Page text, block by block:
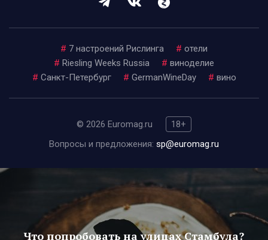
# 7 настроений Рислинга # отели
# Riesling Weeks Russia # виноделие
# Санкт-Петербург # GermanWineDay # вино
© 2026 Euromag.ru
18+
Вопросы и предложения: sp@euromag.ru
Что попробовать на улицах Стамбула?